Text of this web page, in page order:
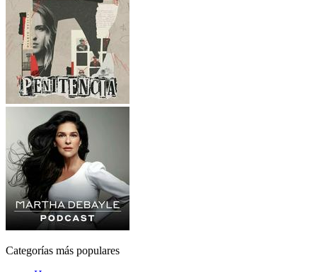
Categorías más populares